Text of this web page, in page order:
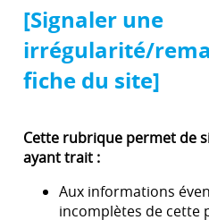
[Signaler une
irrégularité/
fiche du site]
Cette rubrique permet de
ayant trait :
Aux informations
incomplètes de cette